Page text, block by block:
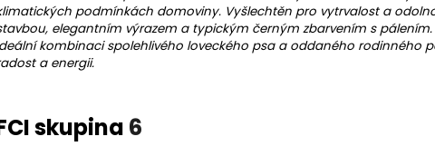
podmínkách domoviny. Vyšlechtěn pro vytrvalost a
elegantním výrazem a typickým černým zbarvením s
kombinaci spolehlivého loveckého psa a oddaného rodinného
a energii.
skupina 6